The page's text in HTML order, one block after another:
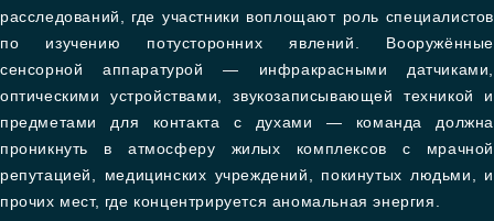
расследований, где участники воплощают роль специалистов
по изучению потусторонних явлений. Вооружённые
сенсорной аппаратурой — инфракрасными датчиками,
оптическими устройствами, звукозаписывающей техникой и
предметами для контакта с духами — команда должна
проникнуть в атмосферу жилых комплексов с мрачной
репутацией, медицинских учреждений, покинутых людьми, и
прочих мест, где концентрируется аномальная энергия.